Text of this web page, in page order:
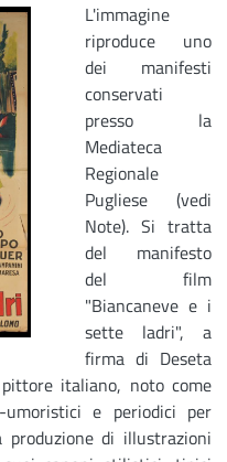
L'immagine
riproduce uno
dei manifesti
conservati
presso la
Mediateca
Regionale
Pugliese (vedi
Note). Si tratta
del manifesto
del film
"Biancaneve e i
sette ladri", a
firma di Deseta
italiano, noto come
e periodici per
di illustrazioni